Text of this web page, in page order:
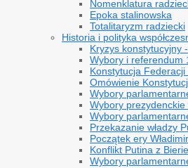
Nomenklatura
Epoka stalinowska
Totalitaryzm radziecki
Historia i polityka
Kryzys konstytucyjny
Wybory i referendum
Konstytucja Federacji
Omówienie
Wybory
Wybory
Wybory
Przekazanie władzy
Początek ery
Konflikt Putina z
Wybory